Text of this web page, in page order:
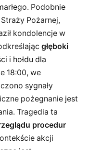
Podobnie
Pożarnej,
kondolencje w
głęboki
i hołdu dla
18:00, we
sygnały
pożegnanie jest
Tragedia ta
procedur
akcji